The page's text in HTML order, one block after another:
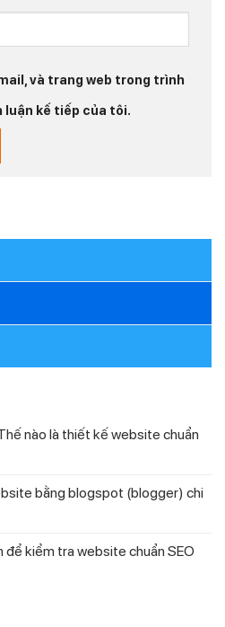
và trang web trong trình
luận kế tiếp của tôi.
nào là thiết kế website chuẩn
bằng blogspot (blogger) chi
để kiểm tra website chuẩn SEO